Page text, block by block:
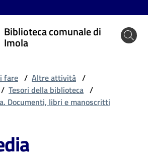
Biblioteca comunale di
Imola
fare / Altre attività /
/ Tesori della biblioteca /
Documenti, libri e manoscritti